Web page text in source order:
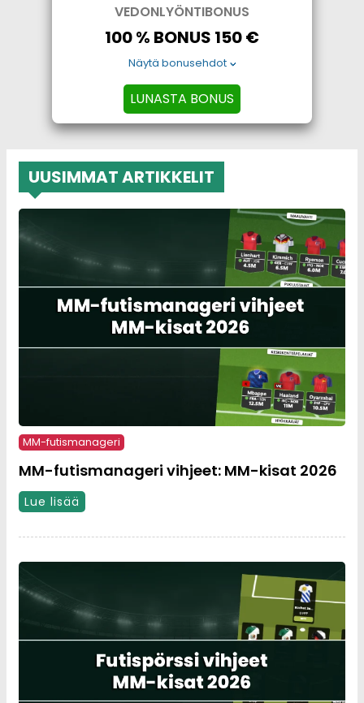
VEDONLYÖNTIBONUS
100 % BONUS 150 €
Näytä bonusehdot
LUNASTA BONUS
UUSIMMAT ARTIKKELIT
MM-futismanageri
MM-futismanageri vihjeet: MM-kisat 2026
Lue lisää